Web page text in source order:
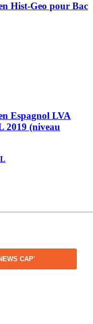
Hist-Geo pour Bac
Espagnol LVA
2019 (niveau
CAP'